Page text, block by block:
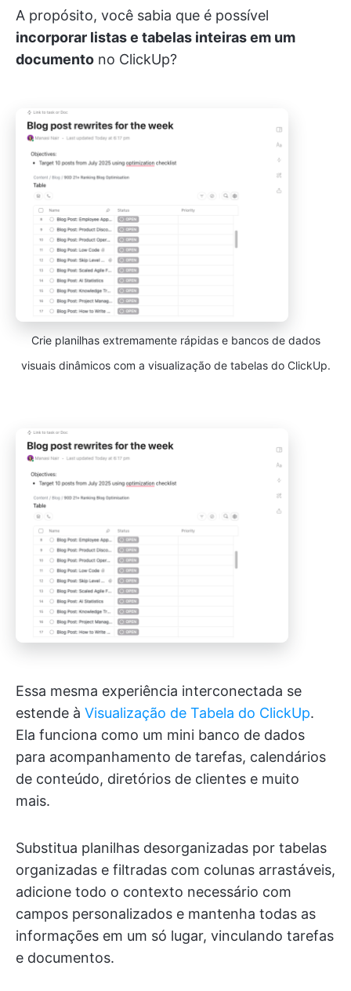
A propósito, você sabia que é possível
incorporar listas e tabelas inteiras em um
documento no ClickUp?
Crie planilhas extremamente rápidas e bancos de dados
visuais dinâmicos com a visualização de tabelas do ClickUp.
Essa mesma experiência interconectada se
estende à Visualização de Tabela do ClickUp.
Ela funciona como um mini banco de dados
para acompanhamento de tarefas, calendários
de conteúdo, diretórios de clientes e muito
mais.
Substitua planilhas desorganizadas por tabelas
organizadas e filtradas com colunas arrastáveis,
adicione todo o contexto necessário com
campos personalizados e mantenha todas as
informações em um só lugar, vinculando tarefas
e documentos.